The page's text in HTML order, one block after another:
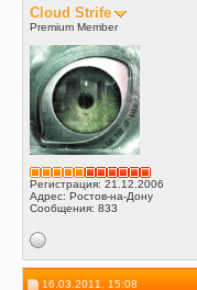
Cloud Strife
Premium Member
Регистрация: 21.12.2006
Адрес: Ростов-на-Дону
Сообщения: 833
16.03.2011, 15:08